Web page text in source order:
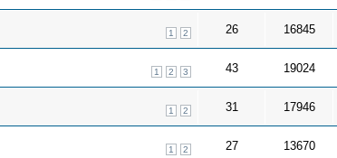
1 2 26 16845
1 2 3 43 19024
1 2 31 17946
1 2 27 13670